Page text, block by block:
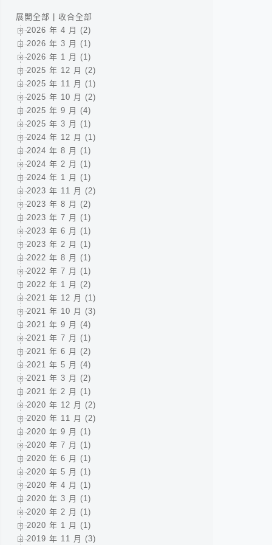
展開全部
收合全部
2026 年 4 月 (2)
2026 年 3 月 (1)
2026 年 1 月 (1)
2025 年 12 月 (2)
2025 年 11 月 (1)
2025 年 10 月 (2)
2025 年 9 月 (4)
2025 年 3 月 (1)
2024 年 12 月 (1)
2024 年 8 月 (1)
2024 年 2 月 (1)
2024 年 1 月 (1)
2023 年 11 月 (2)
2023 年 8 月 (2)
2023 年 7 月 (1)
2023 年 6 月 (1)
2023 年 2 月 (1)
2022 年 8 月 (1)
2022 年 7 月 (1)
2022 年 1 月 (2)
2021 年 12 月 (1)
2021 年 10 月 (3)
2021 年 9 月 (4)
2021 年 7 月 (1)
2021 年 6 月 (2)
2021 年 5 月 (4)
2021 年 3 月 (2)
2021 年 2 月 (1)
2020 年 12 月 (2)
2020 年 11 月 (2)
2020 年 9 月 (1)
2020 年 7 月 (1)
2020 年 6 月 (1)
2020 年 5 月 (1)
2020 年 4 月 (1)
2020 年 3 月 (1)
2020 年 2 月 (1)
2020 年 1 月 (1)
2019 年 11 月 (3)